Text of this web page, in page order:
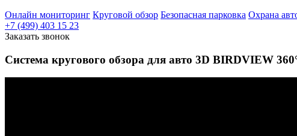
Онлайн мониторинг Круговой обзор Безопасная парковка Охрана
+7 (499) 403 15 23
Заказать звонок
Система кругового обзора для авто 3D BIRDVIEW